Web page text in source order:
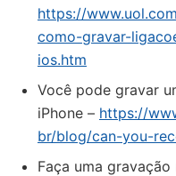
https://
como-gravar-
ios.htm
Você pode gravar
iPhone – https://
br/blog/can-you-
Faça uma